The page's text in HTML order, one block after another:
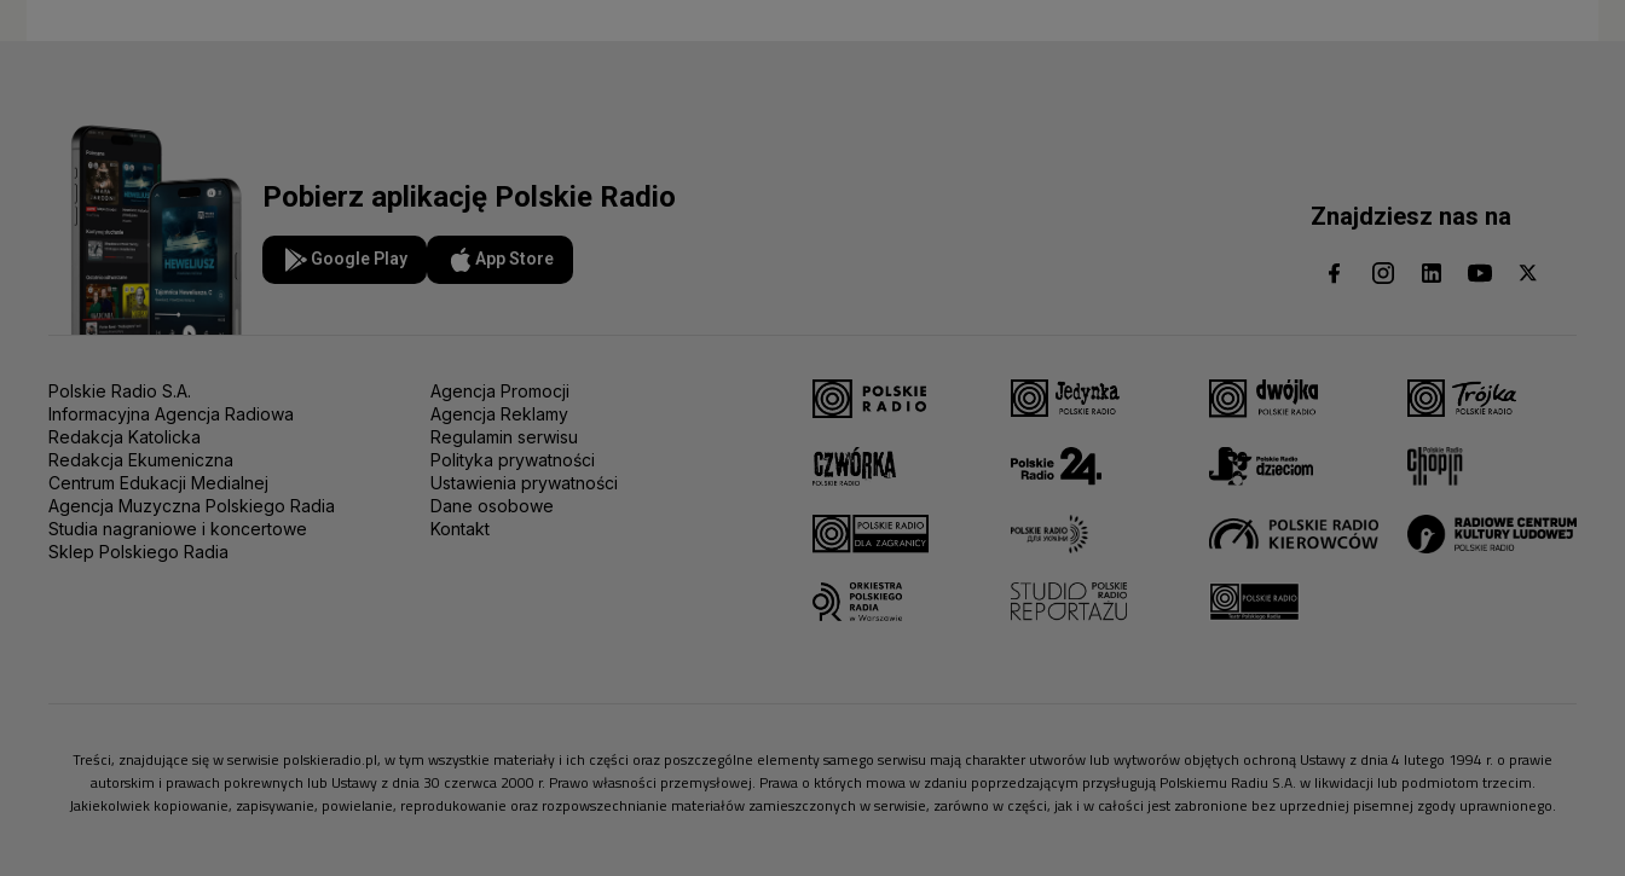
Pobierz aplikację Polskie Radio
Google Play App Store
Znajdziesz nas na
Polskie Radio S.A.
Informacyjna Agencja Radiowa
Redakcja Katolicka
Redakcja Ekumeniczna
Centrum Edukacji Medialnej
Agencja Muzyczna Polskiego Radia
Studia nagraniowe i koncertowe
Sklep Polskiego Radia
Agencja Promocji
Agencja Reklamy
Regulamin serwisu
Polityka prywatności
Ustawienia prywatności
Dane osobowe
Kontakt
Treści, znajdujące się w serwisie polskieradio.pl, w tym wszystkie materiały i ich części oraz poszczególne elementy samego serwisu mają charakter utworów lub wytworów objętych ochroną Ustawy z dnia 4 lutego 1994 r. o prawie
autorskim i prawach pokrewnych lub Ustawy z dnia 30 czerwca 2000 r. Prawo własności przemysłowej. Prawa o których mowa w zdaniu poprzedzającym przysługują Polskiemu Radiu S.A. w likwidacji lub podmiotom trzecim.
Jakiekolwiek kopiowanie, zapisywanie, powielanie, reprodukowanie oraz rozpowszechnianie materiałów zamieszczonych w serwisie, zarówno w części, jak i w całości jest zabronione bez uprzedniej pisemnej zgody uprawnionego.